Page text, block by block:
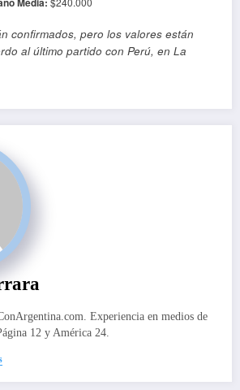
confirmados, pero los valores están
al último partido con Perú, en La
Experiencia en medios de
12 y América 24.